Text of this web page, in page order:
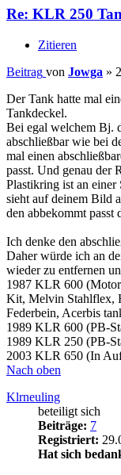
Re: KLR 250
Zitieren
Beitrag von Jowga »
Der Tank hatte mal
Tankdeckel.
Bei egal welchem Bj.
abschließbar wie bei
mal einen
passt. Und genau der
Plastikring ist an einer
sieht auf deinem Bild
den abbekommt
Ich denke den
Daher würde ich an
wieder zu entfernen
1987 KLR 600
Kit, Melvin Stahlflex,
Federbein, Acerbis
1989 KLR 600 (PB-
1989 KLR 250 (PB-
2003 KLR 650 (In
Nach oben
Klrneuling
beteiligt sich
Beiträge: 7
Registriert:
Hat sich